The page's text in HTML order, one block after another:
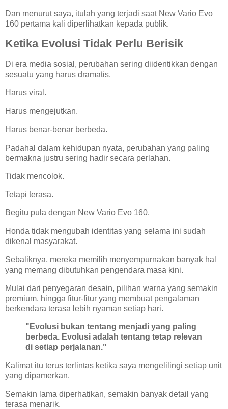
Dan menurut saya, itulah yang terjadi saat New Vario Evo
160 pertama kali diperlihatkan kepada publik.
Ketika Evolusi Tidak Perlu Berisik
Di era media sosial, perubahan sering diidentikkan dengan
sesuatu yang harus dramatis.
Harus viral.
Harus mengejutkan.
Harus benar-benar berbeda.
Padahal dalam kehidupan nyata, perubahan yang paling
bermakna justru sering hadir secara perlahan.
Tidak mencolok.
Tetapi terasa.
Begitu pula dengan New Vario Evo 160.
Honda tidak mengubah identitas yang selama ini sudah
dikenal masyarakat.
Sebaliknya, mereka memilih menyempurnakan banyak hal
yang memang dibutuhkan pengendara masa kini.
Mulai dari penyegaran desain, pilihan warna yang semakin
premium, hingga fitur-fitur yang membuat pengalaman
berkendara terasa lebih nyaman setiap hari.
"Evolusi bukan tentang menjadi yang paling
berbeda. Evolusi adalah tentang tetap relevan
di setiap perjalanan."
Kalimat itu terus terlintas ketika saya mengelilingi setiap unit
yang dipamerkan.
Semakin lama diperhatikan, semakin banyak detail yang
terasa menarik.